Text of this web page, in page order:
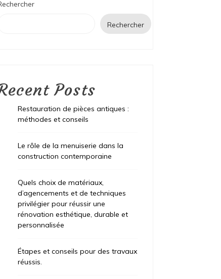
Rechercher
Posts
Restauration de pièces antiques :
méthodes et conseils
Le rôle de la menuiserie dans la
construction contemporaine
Quels choix de matériaux,
d’agencements et de techniques
privilégier pour réussir une
rénovation esthétique, durable et
personnalisée
Étapes et conseils pour des travaux
réussis.